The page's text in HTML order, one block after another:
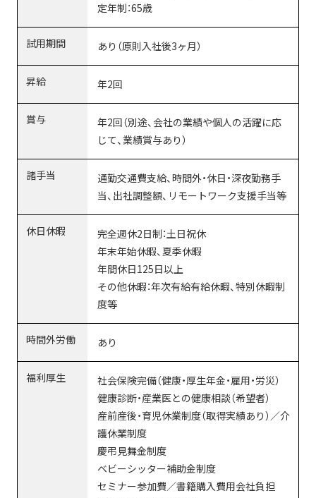
定年制：65歳
試用期間 あり（原則入社後3ヶ月）
昇給 年2回
賞与
年2回（別途、会社の業績や個人の活躍に応
じて、業績賞与あり）
諸手当
通勤交通費支給、時間外・休日・深夜勤務手
当、出社調整額、リモートワーク支援手当等
休日休暇
完全週休2日制：土日祝休
年末年始休暇、夏季休暇
年間休日125日以上
その他休暇：年次有給有給休暇、特別休暇制
度等
時間外労働 あり
福利厚生
社会保険完備（健康・厚生年金・雇用・労災）
健康診断・産業医との健康相談（希望者）
産前産後・育児休業制度（取得実績あり）／介
護休業制度
慶弔見舞金制度
ベビーシッター補助金制度
セミナー参加費／書籍購入費用会社負担